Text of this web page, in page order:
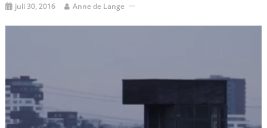
juli 30, 2016 Anne de Lange